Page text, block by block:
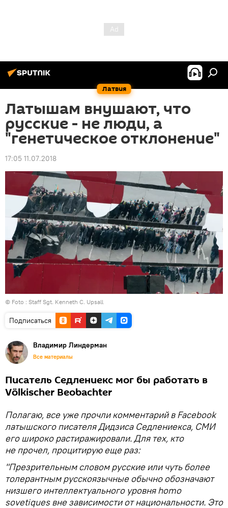
Латвия
Латышам внушают, что
русские - не люди, а
"генетическое отклонение"
17:05 11.07.2018
© Foto : Staff Sgt. Kenneth C. Upsall
Подписаться
Владимир Линдерман
Все материалы
Писатель Седлениекс мог бы работать в
Völkischer Beobachter
Полагаю, все уже прочли комментарий в Facebook
латышского писателя Дидзиса Седлениекса, СМИ
его широко растиражировали. Для тех, кто
не прочел, процитирую еще раз:
"Презрительным словом русские или чуть более
толерантным русскоязычные обычно обозначают
низшего интеллектуального уровня homo
sovetiques вне зависимости от национальности. Это